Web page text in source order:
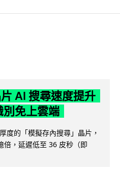
AI 搜尋速度提升
別免上雲端
度的「模擬存內搜尋」晶片，
倍，延遲低至 36 皮秒（即